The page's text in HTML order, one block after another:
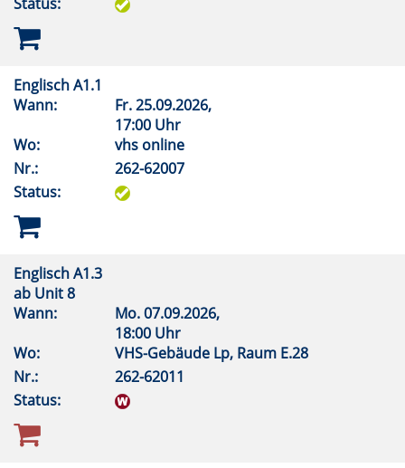
Englisch A1.1
Wann:
Fr.25.09.2026,
17:00 Uhr
Wo:
vhs online
Nr.:
262-62007
Status:
Englisch A1.3
ab Unit 8
Wann:
Mo.07.09.2026,
18:00 Uhr
Wo:
VHS-Gebäude Lp, Raum E.28
Nr.:
262-62011
Status: